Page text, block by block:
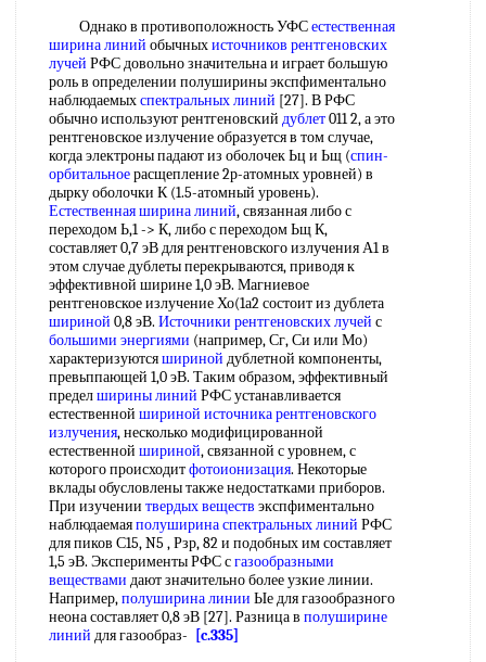
Однако в противоположность УФСестественная
ширина линий обычныхисточников рентгеновских
лучей РФС довольно значительна и играет большую
роль в определении полуширины экспфиментально
наблюдаемыхспектральных линий [27]. В РФС
обычно используют рентгеновский дублет011 2, а это
рентгеновское излучение образуется в том случае,
когда электроны падают из оболочек Ьц и Ьщ (спин-
орбитальноерасщепление 2р-атомных уровней) в
дырку оболочки К (1.5-атомный уровень).
Естественная ширина линий, связанная либо с
переходом Ь,1 -> К, либо с переходом Ьщ К,
составляет 0,7 эВ для рентгеновского излучения А1 в
этом случае дублеты перекрываются, приводя к
эффективной ширине 1,0 эВ. Магниевое
рентгеновское излучение Хо(1а2 состоит из дублета
шириной 0,8 эВ. Источники рентгеновскихлучей с
большими энергиями (например, Сг, Си или Мо)
характеризуютсяшириной дублетной компоненты,
превьппающей 1,0 эВ. Таким образом, эффективный
пределширины линий РФС устанавливается
естественной шириной источника рентгеновского
излучения, несколько модифицированной
естественной шириной, связанной с уровнем, с
которого происходитфотоионизация. Некоторые
вклады обусловлены также недостатками приборов.
При изучении твердых веществ экспфиментально
наблюдаемаяполуширина спектральных линий РФС
для пиков С15, N5 , Рзр, 82 и подобных им составляет
1,5 эВ. Эксперименты РФС сгазообразными
веществами дают значительно более узкие линии.
Например,полуширина линии Ые для газообразного
неона составляет 0,8 эВ [27]. Разница в полуширине
линий для газообраз-
[c.335]